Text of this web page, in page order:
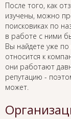
После того, как
изучены, можно
поисковиках по
в работе с ними
Вы найдете уже
относится к
они работают
репутацию -
может.